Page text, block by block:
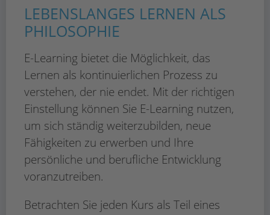
LEBENSLANGES LERNEN ALS
PHILOSOPHIE
E-Learning bietet die Möglichkeit, das
Lernen als kontinuierlichen Prozess zu
verstehen, der nie endet. Mit der richtigen
Einstellung können Sie E-Learning nutzen,
um sich ständig weiterzubilden, neue
Fähigkeiten zu erwerben und Ihre
persönliche und berufliche Entwicklung
voranzutreiben.
Betrachten Sie jeden Kurs als Teil eines